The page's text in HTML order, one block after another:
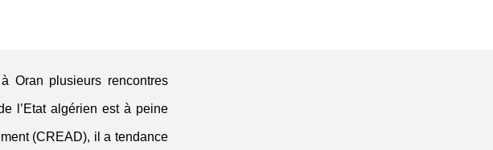
Oran plusieurs rencontres
l’Etat algérien est à peine
(CREAD), il a tendance